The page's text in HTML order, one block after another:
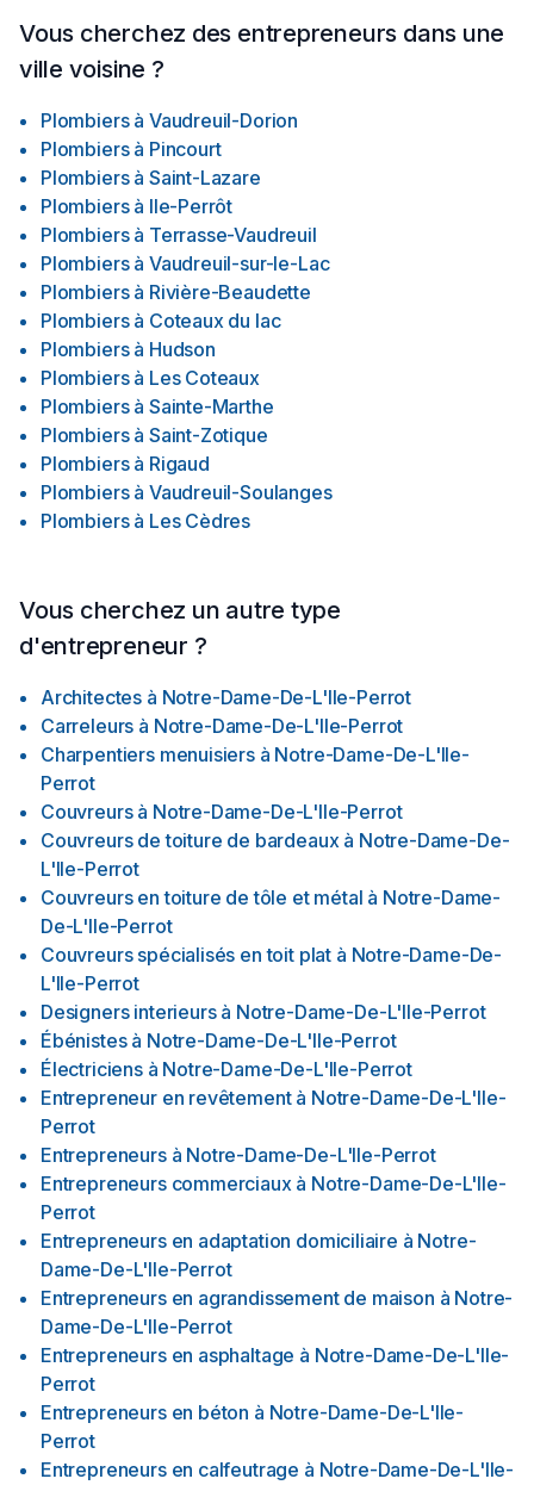
Vous cherchez des entrepreneurs dans une
ville voisine ?
Plombiers à Vaudreuil-Dorion
Plombiers à Pincourt
Plombiers à Saint-Lazare
Plombiers à Ile-Perrôt
Plombiers à Terrasse-Vaudreuil
Plombiers à Vaudreuil-sur-le-Lac
Plombiers à Rivière-Beaudette
Plombiers à Coteaux du lac
Plombiers à Hudson
Plombiers à Les Coteaux
Plombiers à Sainte-Marthe
Plombiers à Saint-Zotique
Plombiers à Rigaud
Plombiers à Vaudreuil-Soulanges
Plombiers à Les Cèdres
Vous cherchez un autre type
d'entrepreneur ?
Architectes à Notre-Dame-De-L'Ile-Perrot
Carreleurs à Notre-Dame-De-L'Ile-Perrot
Charpentiers menuisiers à Notre-Dame-De-L'Ile-
Perrot
Couvreurs à Notre-Dame-De-L'Ile-Perrot
Couvreurs de toiture de bardeaux à Notre-Dame-De-
L'Ile-Perrot
Couvreurs en toiture de tôle et métal à Notre-Dame-
De-L'Ile-Perrot
Couvreurs spécialisés en toit plat à Notre-Dame-De-
L'Ile-Perrot
Designers interieurs à Notre-Dame-De-L'Ile-Perrot
Ébénistes à Notre-Dame-De-L'Ile-Perrot
Électriciens à Notre-Dame-De-L'Ile-Perrot
Entrepreneur en revêtement à Notre-Dame-De-L'Ile-
Perrot
Entrepreneurs à Notre-Dame-De-L'Ile-Perrot
Entrepreneurs commerciaux à Notre-Dame-De-L'Ile-
Perrot
Entrepreneurs en adaptation domiciliaire à Notre-
Dame-De-L'Ile-Perrot
Entrepreneurs en agrandissement de maison à Notre-
Dame-De-L'Ile-Perrot
Entrepreneurs en asphaltage à Notre-Dame-De-L'Ile-
Perrot
Entrepreneurs en béton à Notre-Dame-De-L'Ile-
Perrot
Entrepreneurs en calfeutrage à Notre-Dame-De-L'Ile-